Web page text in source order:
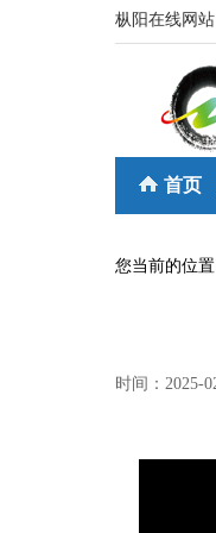
枞阳在线网站
首页
您当前的位置
时间：2025-